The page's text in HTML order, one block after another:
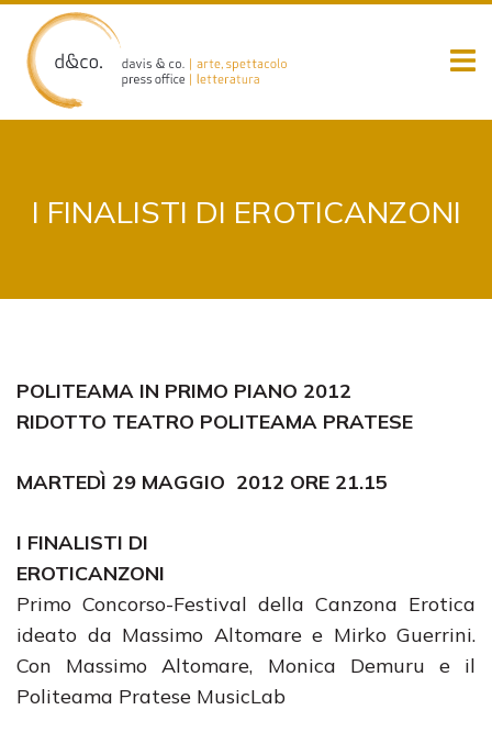
content
I FINALISTI DI EROTICANZONI
POLITEAMA IN PRIMO PIANO 2012
RIDOTTO TEATRO POLITEAMA PRATESE
MARTEDÌ 29 MAGGIO 2012 ORE 21.15
I FINALISTI DI
EROTICANZONI
Primo Concorso-Festival della Canzona Erotica
ideato da Massimo Altomare e Mirko Guerrini.
Con Massimo Altomare, Monica Demuru e il
Politeama Pratese MusicLab